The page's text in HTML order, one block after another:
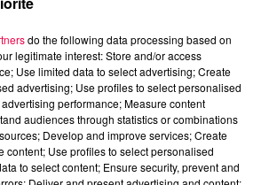
do the following data processing based on
legitimate interest: Store and/or access
Use limited data to select advertising; Create
advertising; Use profiles to select personalised
performance; Measure content
audiences through statistics or combinations
Develop and improve services; Create
content; Use profiles to select personalised
to select content; Ensure security, prevent and